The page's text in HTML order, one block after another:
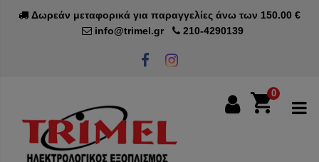
Δωρεάν μεταφορικά για παραγγελίες άνω των 150.00 €
info@trimel.gr
210-4290139
0